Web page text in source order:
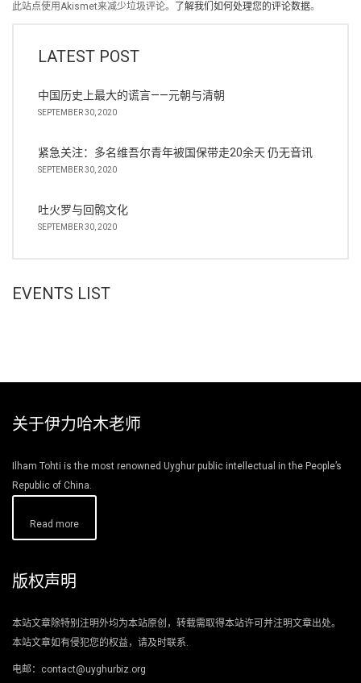
此站点使用Akismet来减少垃圾评论。 了解我们如何处理您的评论数据。
LATEST POST
中国历史上最大的谎言——元朝与清朝
SEPTEMBER 30, 2020
紧急关注：多名维吾尔青年被国保带走20余天 仍无音讯
SEPTEMBER 30, 2020
吐火罗与回鹘文化
SEPTEMBER 30, 2020
EVENTS LIST
关于伊力哈木老师
Ilham Tohti is the most renowned Uyghur public intellectual in the People’s
Republic of China.
Read more
版权声明
本站文章除特别注明外均为本站原创，转载需取得本站许可并注明文章出处。
本站文章如有侵犯您的权益，请及时联系.
电邮：contact@uyghurbiz.org